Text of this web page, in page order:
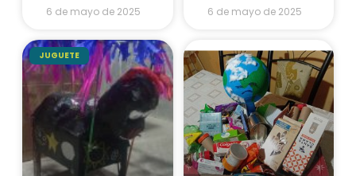
6 de mayo de 2025 6 de mayo de 2025
JUGUETE